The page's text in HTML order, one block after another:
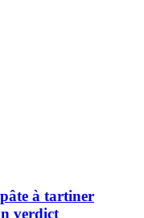
à tartiner
verdict